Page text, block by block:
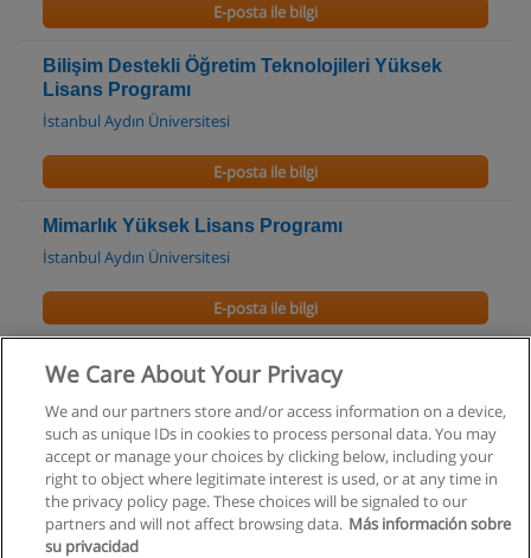
E-posta ile bilgi
Bilişim Destekli Öğretim Teknolojileri Yüksek
Lisans Programı
İstanbul Aydın Üniversitesi
E-posta ile bilgi
Mimarlık Yüksek Lisans Programı
İstanbul Aydın Üniversitesi
E-posta ile bilgi
Mimari Tasarım Yüksek Lisans Programı
E-posta ile bilgi
We Care About Your Privacy
We and our partners store and/or access information on a device,
such as unique IDs in cookies to process personal data. You may
accept or manage your choices by clicking below, including your
right to object where legitimate interest is used, or at any time in
the privacy policy page. These choices will be signaled to our
partners and will not affect browsing data. Más información sobre
su privacidad